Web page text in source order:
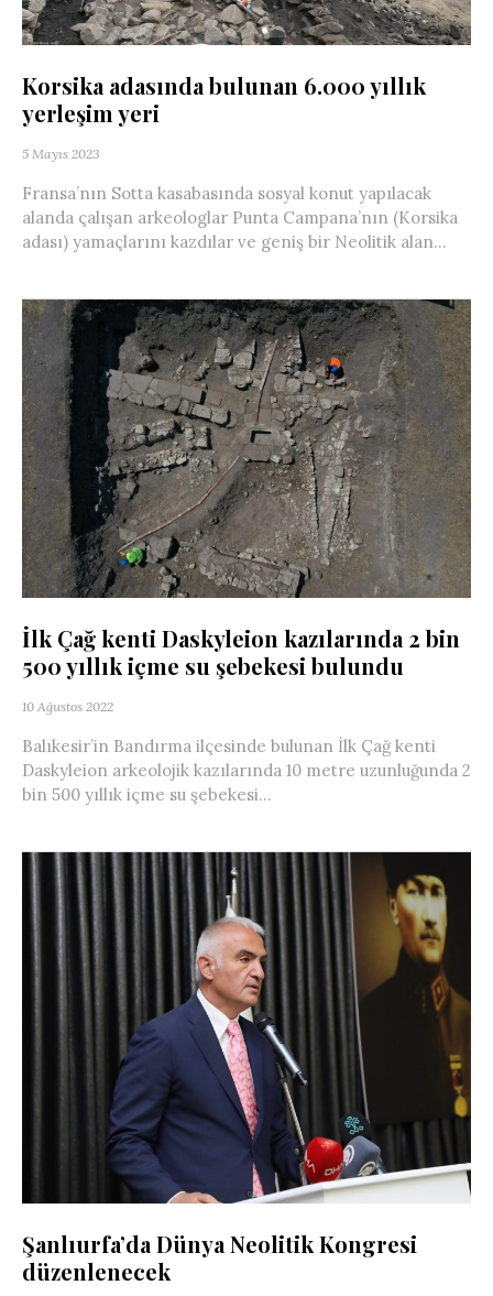
Korsika adasında bulunan 6.000 yıllık
yerleşim yeri
5 Mayıs 2023
Fransa’nın Sotta kasabasında sosyal konut yapılacak
alanda çalışan arkeologlar Punta Campana’nın (Korsika
adası) yamaçlarını kazdılar ve geniş bir Neolitik alan...
İlk Çağ kenti Daskyleion kazılarında 2 bin
500 yıllık içme su şebekesi bulundu
10 Ağustos 2022
Balıkesir’in Bandırma ilçesinde bulunan İlk Çağ kenti
Daskyleion arkeolojik kazılarında 10 metre uzunluğunda 2
bin 500 yıllık içme su şebekesi...
Şanlıurfa’da Dünya Neolitik Kongresi
düzenlenecek